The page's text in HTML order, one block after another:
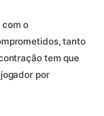
com o
tanto
tem que
por